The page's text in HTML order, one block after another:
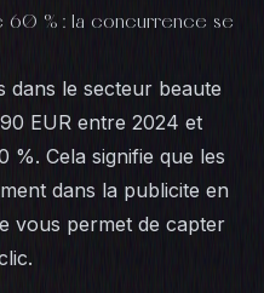
60 % : la concurrence se
dans le secteur beaute
EUR entre 2024 et
%. Cela signifie que les
dans la publicite en
vous permet de capter